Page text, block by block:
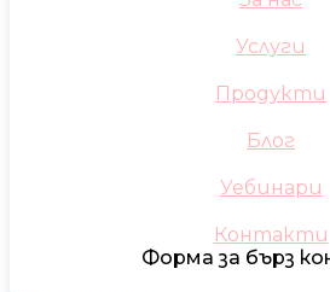
Услуги
Продукти
Блог
Уебинари
Контакти
Форма за бърз